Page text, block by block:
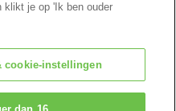
klikt je op 'Ik ben ouder
cookie-instellingen